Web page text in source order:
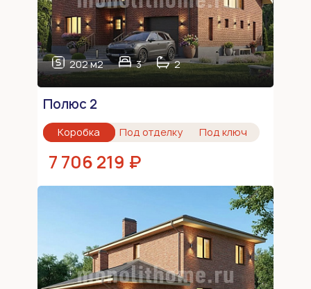
202 м2 3 2
Полюс 2
Коробка Под отделку Под ключ
7 706 219 ₽